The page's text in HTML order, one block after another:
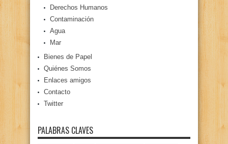
Derechos Humanos
Contaminación
Agua
Mar
Bienes de Papel
Quiénes Somos
Enlaces amigos
Contacto
Twitter
PALABRAS CLAVES